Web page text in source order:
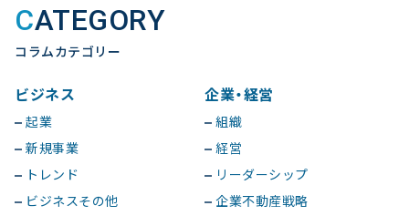
CATEGORY
コラムカテゴリー
ビジネス
起業
新規事業
トレンド
ビジネスその他
企業・経営
組織
経営
リーダーシップ
企業不動産戦略